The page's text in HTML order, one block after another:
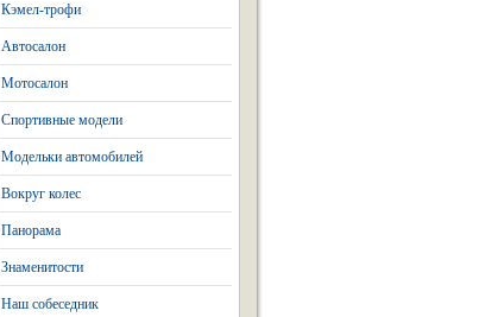
Кэмел-трофи
Автосалон
Мотосалон
Спортивные модели
Модельки автомобилей
Вокруг колес
Панорама
Знаменитости
Наш собеседник